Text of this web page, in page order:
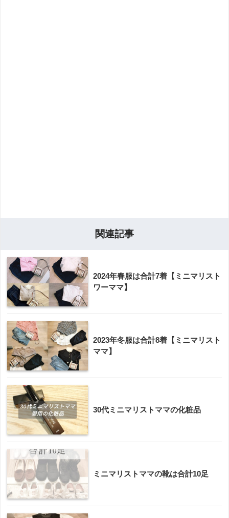
関連記事
2024年春服は合計7着【ミニマリスト
ワーママ】
2023年冬服は合計8着【ミニマリスト
ママ】
30代ミニマリストママの化粧品
ミニマリストママの靴は合計10足